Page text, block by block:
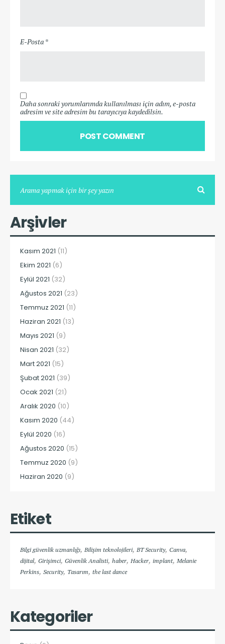
E-Posta *
Daha sonraki yorumlarımda kullanılması için adım, e-posta
adresim ve site adresim bu tarayıcıya kaydedilsin.
Arşivler
Kasım 2021 (11)
Ekim 2021 (6)
Eylül 2021 (32)
Ağustos 2021 (23)
Temmuz 2021 (11)
Haziran 2021 (13)
Mayıs 2021 (9)
Nisan 2021 (32)
Mart 2021 (15)
Şubat 2021 (39)
Ocak 2021 (21)
Aralık 2020 (10)
Kasım 2020 (44)
Eylül 2020 (16)
Ağustos 2020 (15)
Temmuz 2020 (9)
Haziran 2020 (9)
Etiket
Bilgi güvenlik uzmanlığı, Bilişim teknolojileri, BT Security, Canva,
dijital, Girişimci, Güvenlik Analisti, haber, Hacker, implant, Melanie
Perkins, Security, Tasarım, the last dance
Kategoriler